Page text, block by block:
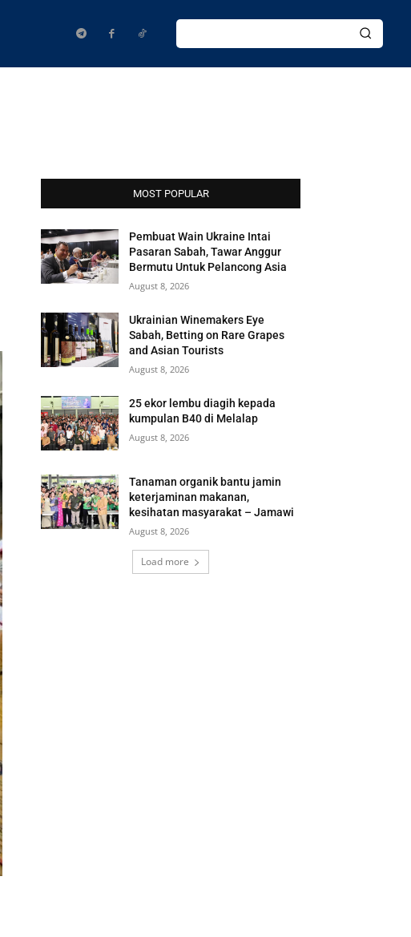
MOST POPULAR
Pembuat Wain Ukraine Intai
Pasaran Sabah, Tawar Anggur
Bermutu Untuk Pelancong Asia
August 8, 2026
Ukrainian Winemakers Eye
Sabah, Betting on Rare Grapes
and Asian Tourists
August 8, 2026
25 ekor lembu diagih kepada
kumpulan B40 di Melalap
August 8, 2026
Tanaman organik bantu jamin
keterjaminan makanan,
kesihatan masyarakat – Jamawi
August 8, 2026
Load more